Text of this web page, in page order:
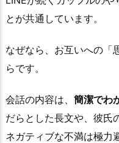
とが共通しています。
なぜなら、お互いへの「
らです。
会話の内容は、 簡潔でわ
だらとした長文や、彼氏
ネガティブな不満は極力